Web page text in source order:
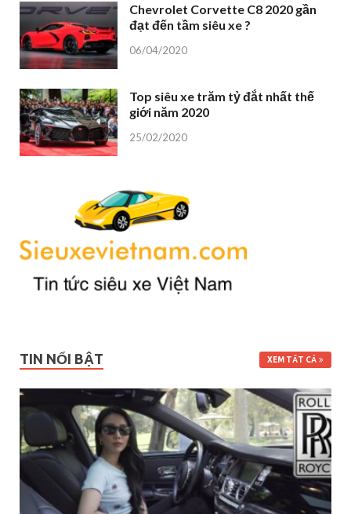
Chevrolet Corvette C8 2020 gần
đạt đến tầm siêu xe ?
06/04/2020
Top siêu xe trăm tỷ đắt nhất thế
giới năm 2020
25/02/2020
TIN NỔI BẬT XEM TẤT CẢ